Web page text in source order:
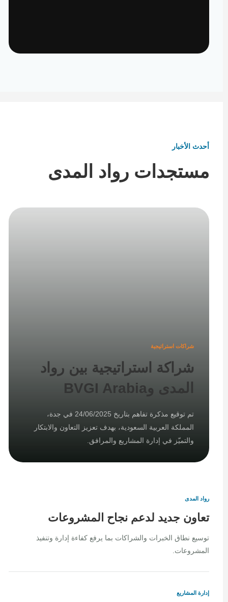
أحدث الأخبار
مستجدات رواد المدى
شراكات استراتيجية
شراكة استراتيجية بين رواد
المدى وBVGI Arabia
تم توقيع مذكرة تفاهم بتاريخ 24/06/2025 في جدة،
المملكة العربية السعودية، بهدف تعزيز التعاون والابتكار
والتميّز في إدارة المشاريع والمرافق.
رواد المدى
تعاون جديد لدعم نجاح المشروعات
توسيع نطاق الخبرات والشراكات بما يرفع كفاءة إدارة وتنفيذ
المشروعات.
إدارة المشاريع